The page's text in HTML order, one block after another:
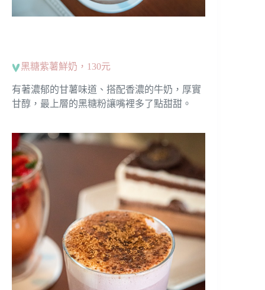
黑糖紫薯鮮奶，130元
有著濃郁的甘薯味道、搭配香濃的牛奶，厚實
甘醇，最上層的黑糖粉讓嘴裡多了點甜甜。